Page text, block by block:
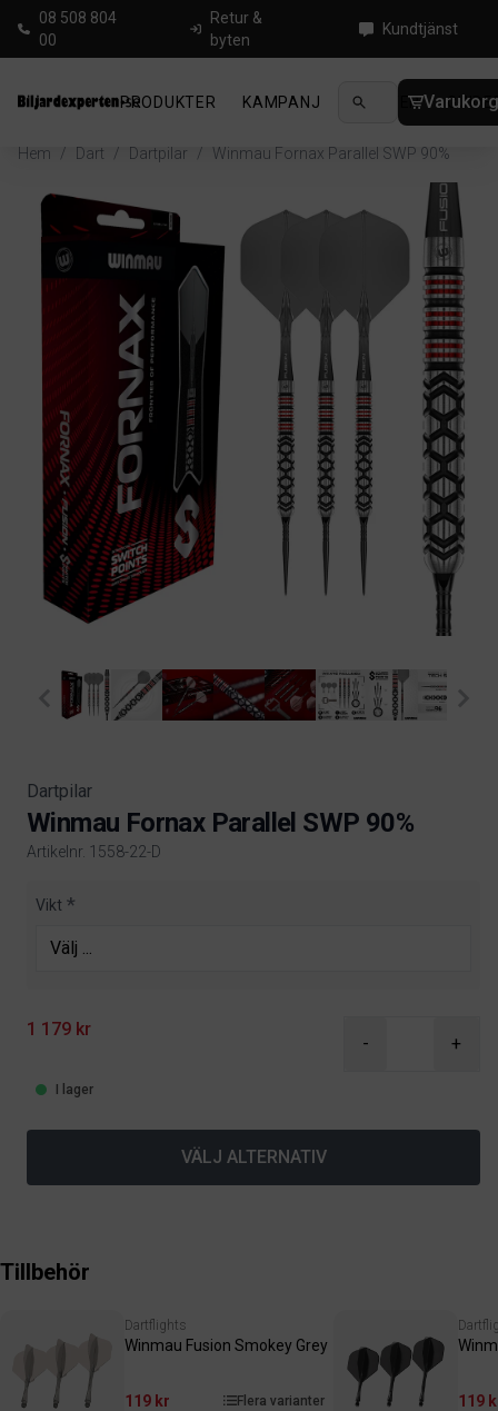
08 508 804
00
Retur &
byten
Kundtjänst
PRODUKTER KAMPANJ NYHETER
Hem / Dart / Dartpilar / Winmau Fornax Parallel SWP 90%
Dartpilar
Winmau Fornax Parallel SWP 90%
Artikelnr. 1558-22-D
Product information
Vikt
1 179 kr
- +
I lager
VÄLJ ALTERNATIV
Tillbehör
Dartflights
Winmau Fusion Smokey Grey
119 kr Flera varianter 119